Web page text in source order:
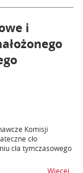
i
Komisji
cło
cła tymczasowego
Więcej